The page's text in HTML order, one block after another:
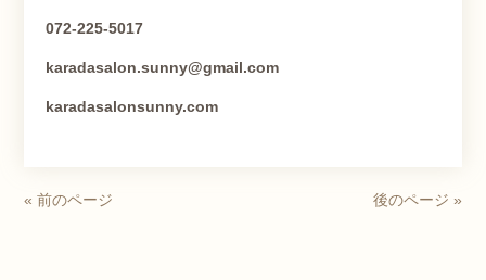
072-225-5017
karadasalon.sunny@gmail.com
karadasalonsunny.com
« 前のページ 後のページ »